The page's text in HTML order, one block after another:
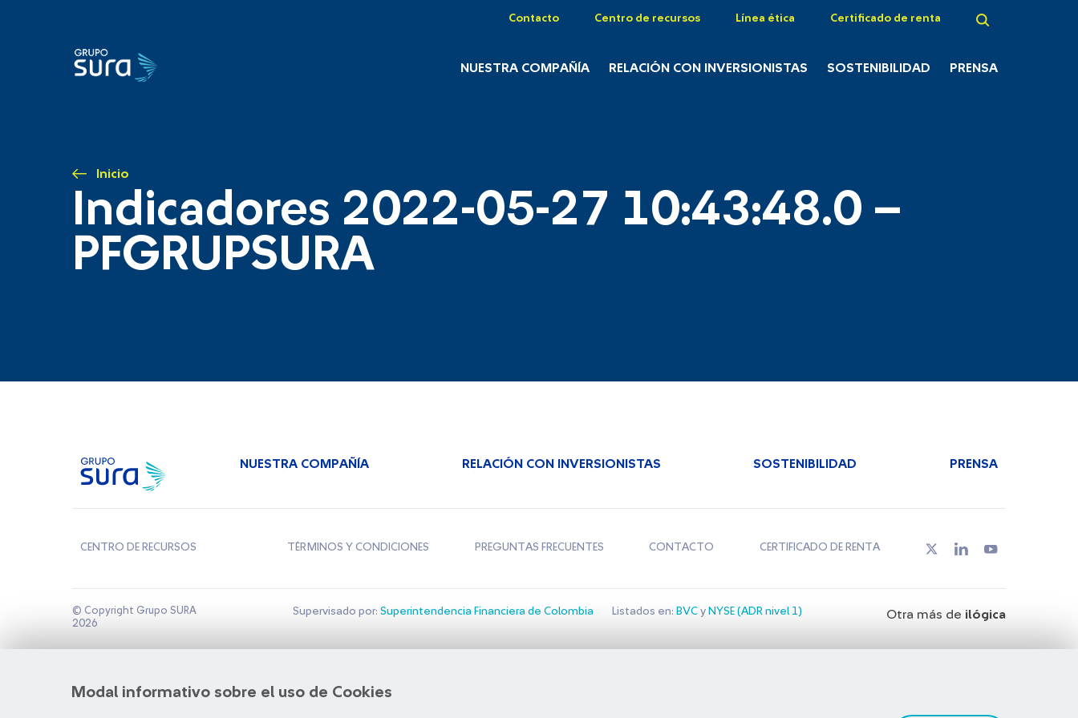
Contacto Centro de recursos Línea ética Certificado de renta
NUESTRA COMPAÑÍA RELACIÓN CON INVERSIONISTAS SOSTENIBILIDAD PRENSA
Inicio
Indicadores 2022-05-27 10:43:48.0 –
PFGRUPSURA
Modal informativo sobre el uso de Cookies
NUESTRA COMPAÑÍA RELACIÓN CON INVERSIONISTAS SOSTENIBILIDAD PRENSA
CENTRO DE RECURSOS TÉRMINOS Y CONDICIONES PREGUNTAS FRECUENTES CONTACTO CERTIFICADO DE RENTA
© Copyright Grupo SURA
2026
Supervisado por: Superintendencia Financiera de Colombia Listados en: BVCy NYSE (ADR nivel 1) Otra más de ilógica